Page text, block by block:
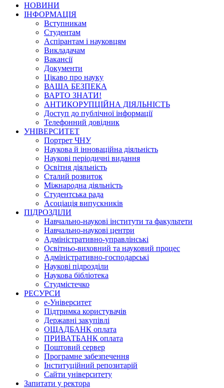
НОВИНИ
ІНФОРМАЦІЯ
Вступникам
Студентам
Аспірантам і науковцям
Викладачам
Вакансії
Документи
Цікаво про науку
ВАША БЕЗПЕКА
ВАРТО ЗНАТИ!
АНТИКОРУПЦІЙНА ДІЯЛЬНІСТЬ
Доступ до публічної інформації
Телефонний довідник
УНІВЕРСИТЕТ
Портрет ЧНУ
Наукова й інноваційна діяльність
Наукові періодичні видання
Освітня діяльність
Сталий розвиток
Міжнародна діяльність
Студентська рада
Асоціація випускників
ПІДРОЗДІЛИ
Навчально-наукові інститути та факультети
Навчально-наукові центри
Адміністративно-управлінські
Освітньо-виховний та науковий процес
Адміністративно-господарські
Наукові підрозділи
Наукова бібліотека
Студмістечко
РЕСУРСИ
е-Університет
Підтримка користувачів
Державні закупівлі
ОЩАДБАНК оплата
ПРИВАТБАНК оплата
Поштовий сервер
Програмне забезпечення
Інституційний репозитарій
Сайти університету
Запитати у ректора